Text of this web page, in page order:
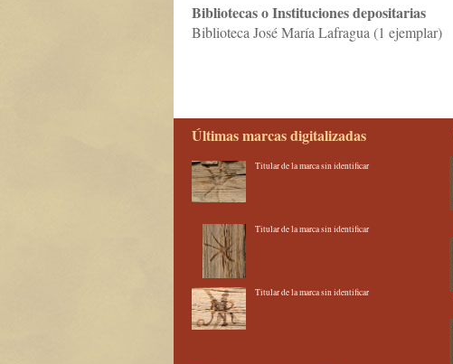
Bibliotecas o Instituciones depositarias
Biblioteca José María Lafragua (1 ejemplar)
Últimas marcas digitalizadas
Titular de la marca sin identificar
Titular de la marca sin identificar
Titular de la marca sin identificar